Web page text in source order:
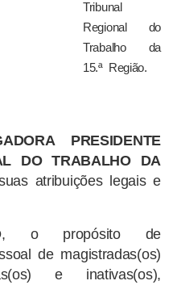
Tribunal
Regional do
Trabalho da
15.ª Região.
PRESIDENTE
DO TRABALHO DA
atribuições legais e
, o propósito de
de magistradas(os)
e inativas(os),